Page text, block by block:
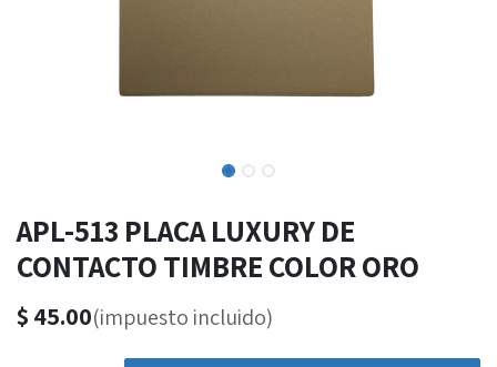
APL-513 PLACA LUXURY DE
CONTACTO TIMBRE COLOR ORO
$ 45.00(impuesto incluido)